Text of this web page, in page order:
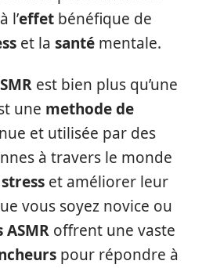
l’effet bénéfique de
et la santé mentale.
est bien plus qu’une
une methode de
et utilisée par des
à travers le monde
stress et améliorer leur
vous soyez novice ou
ASMR offrent une vaste
pour répondre à